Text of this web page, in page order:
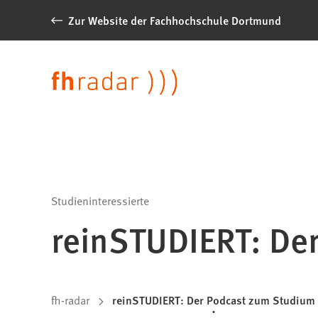
Inhalt anspringenZur Website der Fachhochschule Dortmund
der
Sprache
Studieninteressierte
reinSTUDIERT:
Sie
fh-radar reinSTUDIERT: Der Podcast zum Studium